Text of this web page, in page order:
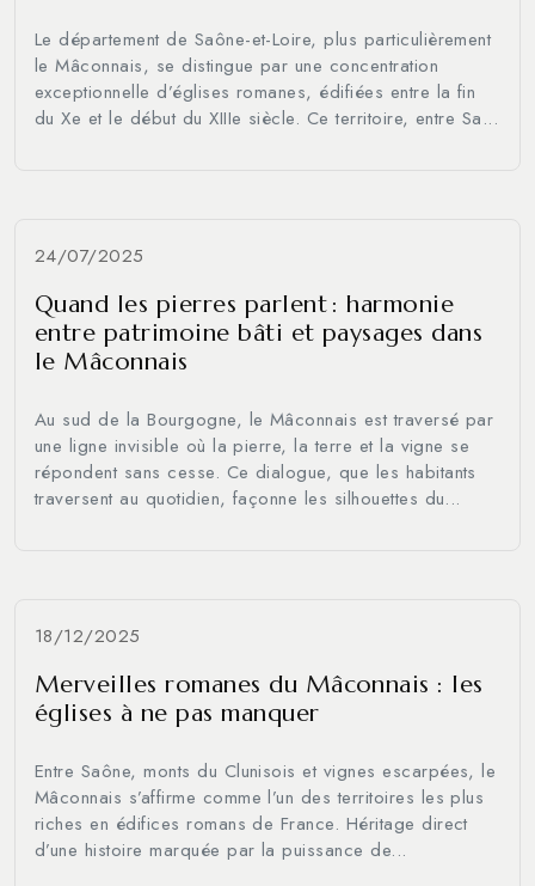
Le département de Saône-et-Loire, plus particulièrement
le Mâconnais, se distingue par une concentration
exceptionnelle d’églises romanes, édifiées entre la fin
du Xe et le début du XIIIe siècle. Ce territoire, entre Sa...
24/07/2025
Quand les pierres parlent : harmonie
entre patrimoine bâti et paysages dans
le Mâconnais
Au sud de la Bourgogne, le Mâconnais est traversé par
une ligne invisible où la pierre, la terre et la vigne se
répondent sans cesse. Ce dialogue, que les habitants
traversent au quotidien, façonne les silhouettes du...
18/12/2025
Merveilles romanes du Mâconnais : les
églises à ne pas manquer
Entre Saône, monts du Clunisois et vignes escarpées, le
Mâconnais s’affirme comme l’un des territoires les plus
riches en édifices romans de France. Héritage direct
d’une histoire marquée par la puissance de...